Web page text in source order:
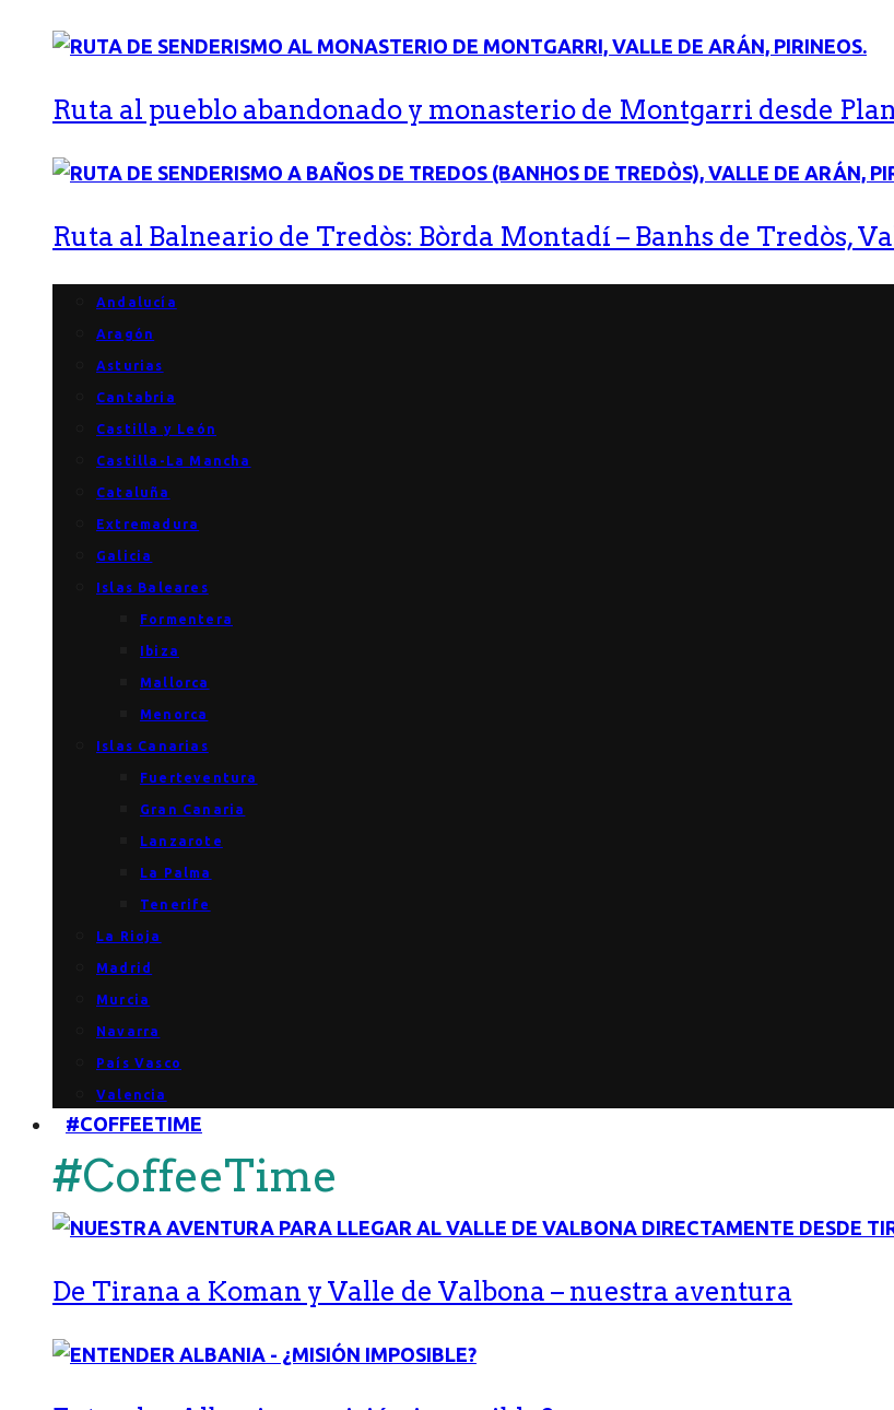
Ruta al pueblo abandonado y monasterio de Montgarri desde
Ruta al Balneario de Tredòs: Bòrda Montadí – Banhs de Tredòs,
Andalucía
Aragón
Asturias
Cantabria
Castilla y León
Castilla-La Mancha
Cataluña
Extremadura
Galicia
Islas Baleares
Formentera
Ibiza
Mallorca
Menorca
Islas Canarias
Fuerteventura
Gran Canaria
Lanzarote
La Palma
Tenerife
La Rioja
Madrid
Murcia
Navarra
País Vasco
Valencia
#COFFEETIME
#CoffeeTime
De Tirana a Koman y Valle de Valbona – nuestra aventura